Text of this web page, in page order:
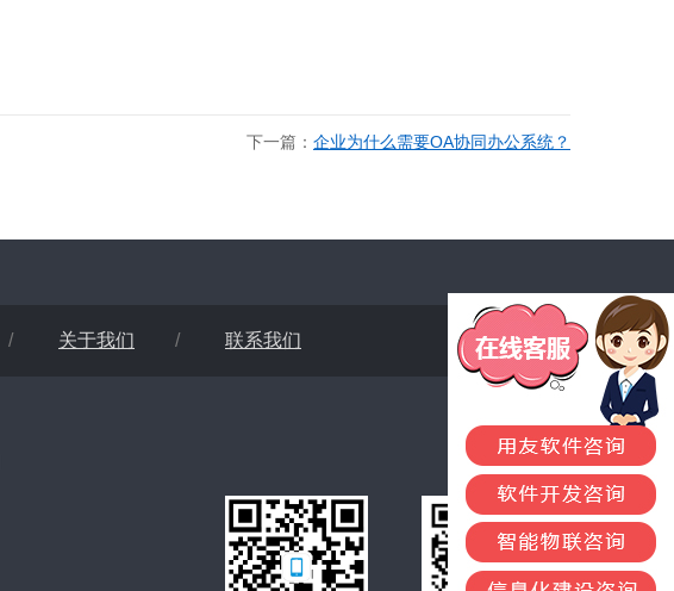
下一篇： 企业为什么需要OA协同办公系统？
/ 关于我们 / 联系我们